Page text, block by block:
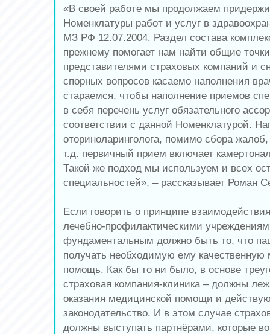
«В своей работе мы продолжаем
Номенклатуры работ и услуг в
МЗ РФ 12.07.2004. Раздел состава
прежнему помогает нам найти общие
представителями страховых компаний и
спорных вопросов касаемо наполнения
стараемся, чтобы наполнение приемов
в себя перечень услуг обязательного
соответствии с данной Номенклатурой.
оториноларинголога, помимо сбора
т.д. первичный прием включает
Такой же подход мы используем и всех
специальностей», – рассказывает Роман
Если говорить о принципе
лечебно-профилактическими
фундаментальным должно быть то, что
получать необходимую ему
помощь. Как бы то ни было, в основе
страховая компания-клиника – должны
оказания медицинской помощи и
законодательство. И в этом случае
должны выступать партнёрами, которые во